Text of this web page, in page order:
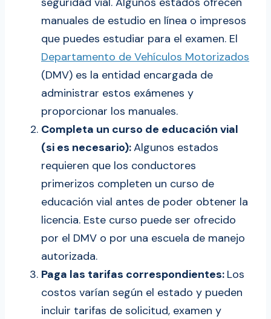
manuales de estudio en línea o impresos
que puedes estudiar para el examen. El
Departamento de Vehículos Motorizados
(DMV) es la entidad encargada de
administrar estos exámenes y
proporcionar los manuales.
Completa un curso de educación vial
(si es necesario):Algunos estados
requieren que los conductores
primerizos completen un curso de
educación vial antes de poder obtener la
licencia. Este curso puede ser ofrecido
por el DMV o por una escuela de manejo
autorizada.
Paga las tarifas correspondientes: Los
costos varían según el estado y pueden
incluir tarifas de solicitud, examen y